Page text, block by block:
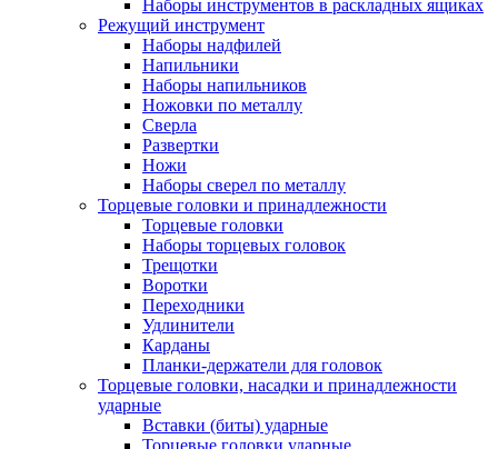
Наборы инструментов в раскладных ящиках
Режущий инструмент
Наборы надфилей
Напильники
Наборы напильников
Ножовки по металлу
Сверла
Развертки
Ножи
Наборы сверел по металлу
Торцевые головки и принадлежности
Торцевые головки
Наборы торцевых головок
Трещотки
Воротки
Переходники
Удлинители
Карданы
Планки-держатели для головок
Торцевые головки, насадки и принадлежности
ударные
Вставки (биты) ударные
Торцевые головки ударные